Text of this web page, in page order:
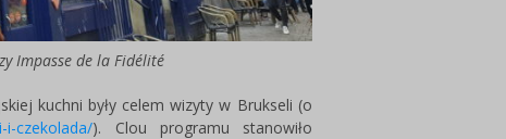
Impasse de la Fidélité
kuchni były celem wizyty w Brukseli (o
i-czekolada/). Clou programu stanowiło